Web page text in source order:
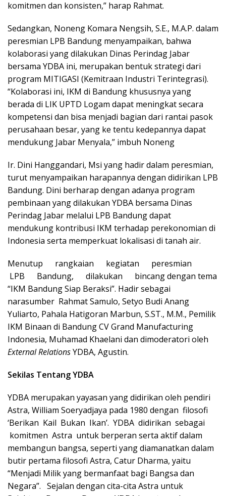
komitmen dan konsisten,” harap Rahmat.
Sedangkan, Noneng Komara Nengsih, S.E., M.A.P. dalam
peresmian LPB Bandung menyampaikan, bahwa
kolaborasi yang dilakukan Dinas Perindag Jabar
bersama YDBA ini, merupakan bentuk strategi dari
program MITIGASI (Kemitraan Industri Terintegrasi).
“Kolaborasi ini, IKM di Bandung khususnya yang
berada di LIK UPTD Logam dapat meningkat secara
kompetensi dan bisa menjadi bagian dari rantai pasok
perusahaan besar, yang ke tentu kedepannya dapat
mendukung Jabar Menyala,” imbuh Noneng
Ir. Dini Hanggandari, Msi yang hadir dalam peresmian,
turut menyampaikan harapannya dengan didirikan LPB
Bandung. Dini berharap dengan adanya program
pembinaan yang dilakukan YDBA bersama Dinas
Perindag Jabar melalui LPB Bandung dapat
mendukung kontribusi IKM terhadap perekonomian di
Indonesia serta memperkuat lokalisasi di tanah air.
Menutup rangkaian kegiatan peresmian
LPB Bandung, dilakukan bincang dengan tema
“IKM Bandung Siap Beraksi”. Hadir sebagai
narasumber Rahmat Samulo, Setyo Budi Anang
Yuliarto, Pahala Hatigoran Marbun, S.ST., M.M., Pemilik
IKM Binaan di Bandung CV Grand Manufacturing
Indonesia, Muhamad Khaelani dan dimoderatori oleh
External RelationsYDBA, Agustin.
Sekilas Tentang YDBA
YDBA merupakan yayasan yang didirikan oleh pendiri
Astra, William Soeryadjaya pada 1980 dengan filosofi
‘Berikan Kail Bukan Ikan’. YDBA didirikan sebagai
komitmen Astra untuk berperan serta aktif dalam
membangun bangsa, seperti yang diamanatkan dalam
butir pertama filosofi Astra, Catur Dharma, yaitu
“Menjadi Milik yang bermanfaat bagi Bangsa dan
Negara”. Sejalan dengan cita-cita Astra untuk